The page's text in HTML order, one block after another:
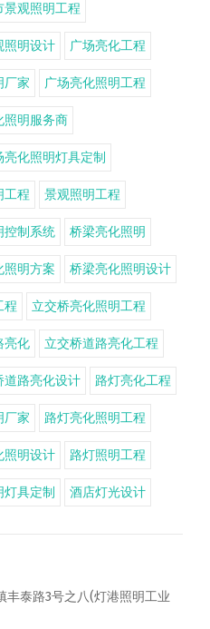
景观照明工程
照明设计 广场亮化工程
厂家 广场亮化照明工程
照明服务商
亮化照明灯具定制
工程 景观照明工程
控制系统 桥梁亮化照明
照明方案 桥梁亮化照明设计
程 立交桥亮化照明工程
亮化 立交桥道路亮化工程
道路亮化设计 路灯亮化工程
厂家 路灯亮化照明工程
照明设计 路灯照明工程
灯具定制 酒店灯光设计
丰泰路3号之八(灯港照明工业